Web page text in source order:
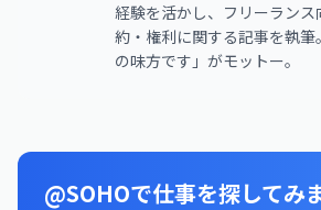
経験を活かし、フリーランス
約・権利に関する記事を執
の味方です」がモットー。
@SOHOで仕事を探してみ